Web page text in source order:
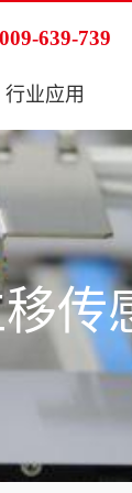
639-739
行业应用
传